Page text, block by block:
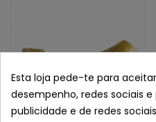
Esta loja pede-te para
desempenho, redes sociais
publicidade e de redes